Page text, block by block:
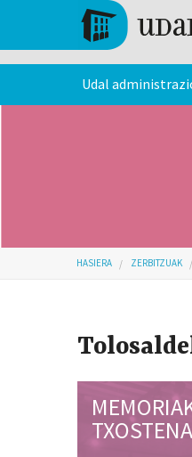
Skip to main content
Udal
Hemen
HASIERA ZERBITZUAK